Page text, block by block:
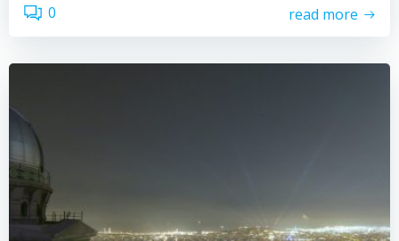
0 read more